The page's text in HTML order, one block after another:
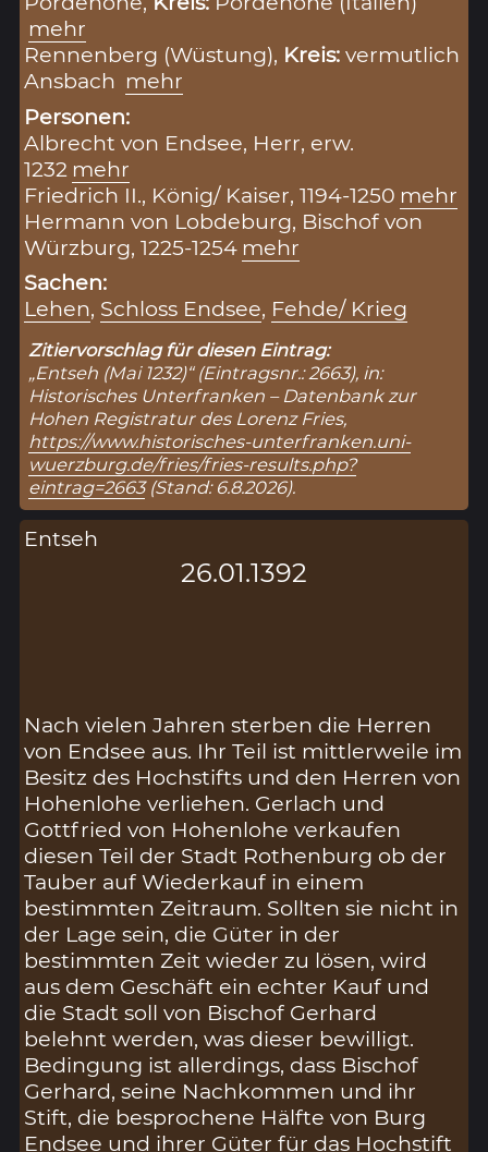
mehr
Rennenberg (Wüstung), Kreis:vermutlich
Ansbach mehr
Personen:
Albrecht von Endsee, Herr, erw.
1232 mehr
Friedrich II., König/ Kaiser, 1194-1250 mehr
Hermann von Lobdeburg, Bischof von
Würzburg, 1225-1254 mehr
Sachen:
Lehen, Schloss Endsee, Fehde/ Krieg
Zitiervorschlag für diesen Eintrag:
„Entseh (Mai 1232)“ (Eintragsnr.: 2663), in:
Historisches Unterfranken – Datenbank zur
Hohen Registratur des Lorenz Fries,
https://www.historisches-unterfranken.uni-
wuerzburg.de/fries/fries-results.php?
eintrag=2663(Stand: 6.8.2026).
Entseh
26.01.1392
Nach vielen Jahren sterben die Herren
von Endsee aus. Ihr Teil ist mittlerweile im
Besitz des Hochstifts und den Herren von
Hohenlohe verliehen. Gerlach und
Gottfried von Hohenlohe verkaufen
diesen Teil der Stadt Rothenburg ob der
Tauber auf Wiederkauf in einem
bestimmten Zeitraum. Sollten sie nicht in
der Lage sein, die Güter in der
bestimmten Zeit wieder zu lösen, wird
aus dem Geschäft ein echter Kauf und
die Stadt soll von Bischof Gerhard
belehnt werden, was dieser bewilligt.
Bedingung ist allerdings, dass Bischof
Gerhard, seine Nachkommen und ihr
Stift, die besprochene Hälfte von Burg
Endsee und ihrer Güter für das Hochstift